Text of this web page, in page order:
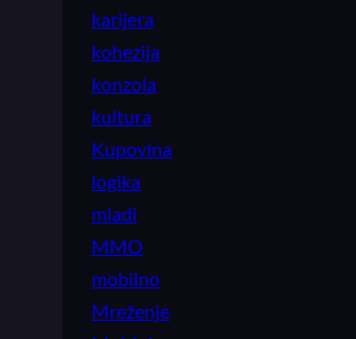
karijera
kohezija
konzola
kultura
Kupovina
logika
mladi
MMO
mobilno
Mreženje